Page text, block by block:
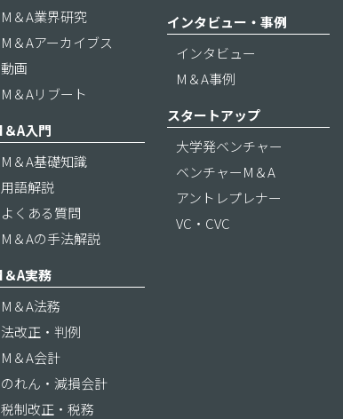
M＆A業界研究
M＆Aアーカイブス
動画
M＆Aリブート
＆A入門
M＆A基礎知識
用語解説
よくある質問
M＆Aの手法解説
＆A実務
M＆A法務
法改正・判例
M＆A会計
のれん・減損会計
税制改正・税務
インタビュー・事例
インタビュー
M＆A事例
スタートアップ
大学発ベンチャー
ベンチャーM＆A
アントレプレナー
VC・CVC